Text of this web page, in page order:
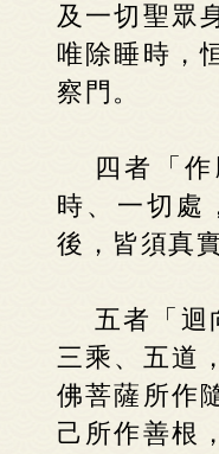
及一切聖眾
唯除睡時，
察門。
四者「
時、一切處
後，皆須真
五者「迴
三乘、五道
佛菩薩所作
己所作善根